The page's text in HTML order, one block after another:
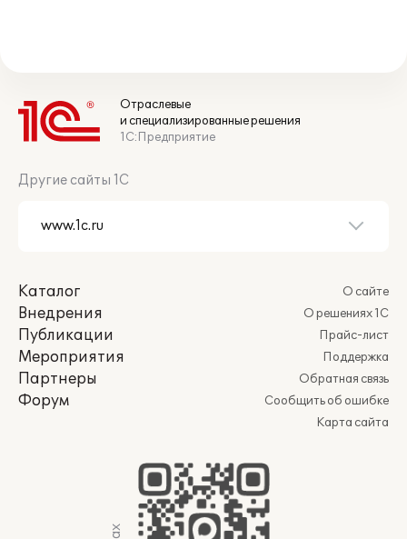
Отраслевые
и специализированные решения
1С:Предприятие
Другие сайты 1С
Каталог
Внедрения
Публикации
Мероприятия
Партнеры
Форум
О сайте
О решениях 1С
Прайс-лист
Поддержка
Обратная связь
Сообщить об ошибке
Карта сайта